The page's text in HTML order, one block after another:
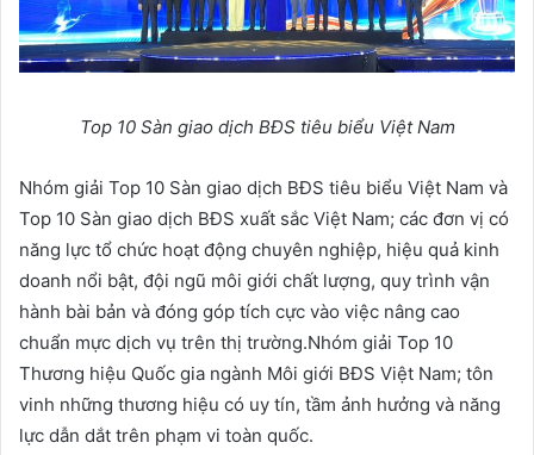
Top 10 Sàn giao dịch BĐS tiêu biểu Việt Nam
Nhóm giải Top 10 Sàn giao dịch BĐS tiêu biểu Việt Nam và
Top 10 Sàn giao dịch BĐS xuất sắc Việt Nam; các đơn vị có
năng lực tổ chức hoạt động chuyên nghiệp, hiệu quả kinh
doanh nổi bật, đội ngũ môi giới chất lượng, quy trình vận
hành bài bản và đóng góp tích cực vào việc nâng cao
chuẩn mực dịch vụ trên thị trường.Nhóm giải Top 10
Thương hiệu Quốc gia ngành Môi giới BĐS Việt Nam; tôn
vinh những thương hiệu có uy tín, tầm ảnh hưởng và năng
lực dẫn dắt trên phạm vi toàn quốc.